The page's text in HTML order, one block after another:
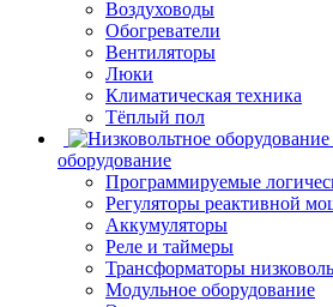
Воздуховоды
Обогреватели
Вентиляторы
Люки
Климатическая техника
Тёплый пол
оборудование
Программируемые
Регуляторы реактивной
Аккумуляторы
Реле и таймеры
Трансформаторы
Модульное оборудование